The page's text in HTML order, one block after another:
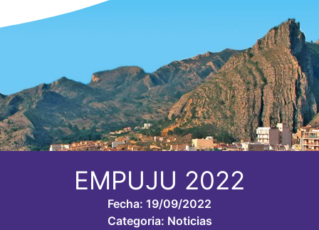
EMPUJU 2022
Fecha: 19/09/2022
Categoria: Noticias